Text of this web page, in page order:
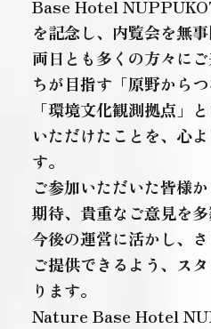
Base Hotel
を記念し、内覧会を無事
両日とも多くの方々に
ちが目指す「原野から
「環境文化観測拠点」
いただけたことを、心
す。
ご参加いただいた皆様
期待、貴重なご意見を多
今後の運営に活かし、
ご提供できるよう、ス
ります。
Nature Base Hotel